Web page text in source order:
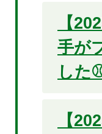
【
手が
した
【